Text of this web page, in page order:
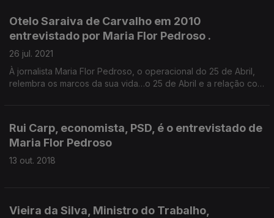
Otelo Saraiva de Carvalho em 2010
entrevistado por Maria Flor Pedroso .
26 jul. 2021
À jornalista Maria Flor Pedroso, o operacional do 25 de Abril,
relembra os marcos da sua vida…o 25 de Abril e a relação com
Rui Carp, economista, PSD, é o entrevistado de
Maria Flor Pedroso
13 out. 2018
Vieira da Silva, Ministro do Trabalho,